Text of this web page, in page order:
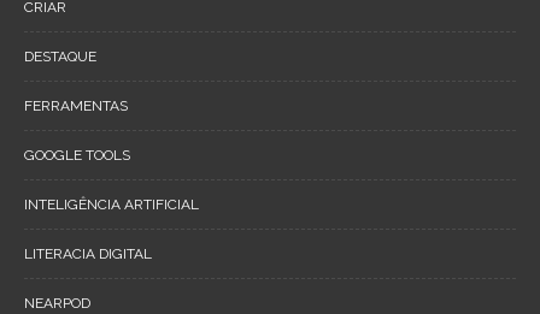
CRIAR
DESTAQUE
FERRAMENTAS
GOOGLE TOOLS
INTELIGÊNCIA ARTIFICIAL
LITERACIA DIGITAL
NEARPOD